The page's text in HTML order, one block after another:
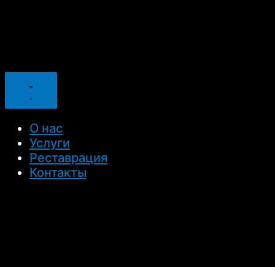
О нас
Услуги
Реставрация
Контакты